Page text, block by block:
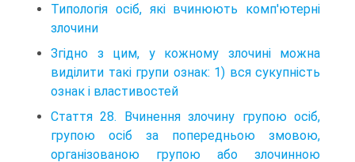
Типологія осіб, які вчинюють комп'ютерні
злочини
Згiдно з цим, у кожному злочинi можна
видiлити такi групи ознак: 1) вся сукупнiсть
ознак i властивостей
Стаття 28. Вчинення злочину групою осіб,
групою осіб за попередньою змовою,
організованою групою або злочинною